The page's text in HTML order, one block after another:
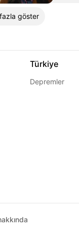
göster
Türkiye
Depremler